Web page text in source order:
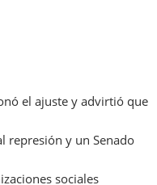
el ajuste y advirtió que
represión y un Senado
sociales